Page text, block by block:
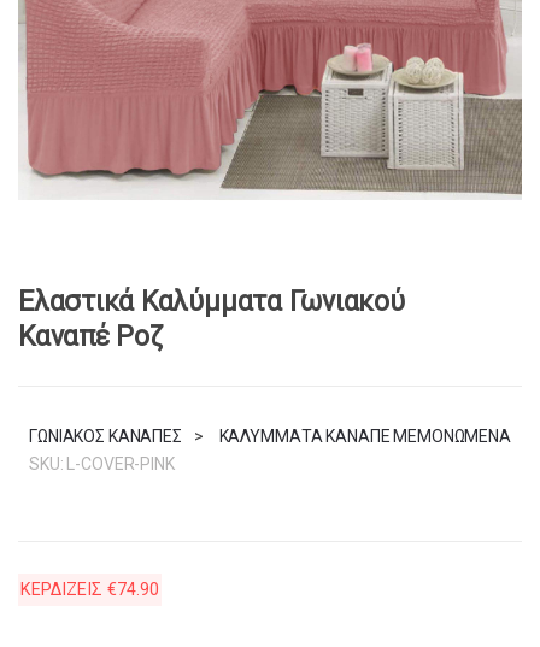
Ελαστικά Καλύμματα Γωνιακού
Καναπέ Ροζ
ΓΩΝΙΑΚΟΣ ΚΑΝΑΠΕΣ >
ΚΑΛΥΜΜΑΤΑ ΚΑΝΑΠΕ ΜΕΜΟΝΩΜΕΝΑ
SKU:
L-COVER-PINK
ΚΕΡΔΙΖΕΙΣ €74.90